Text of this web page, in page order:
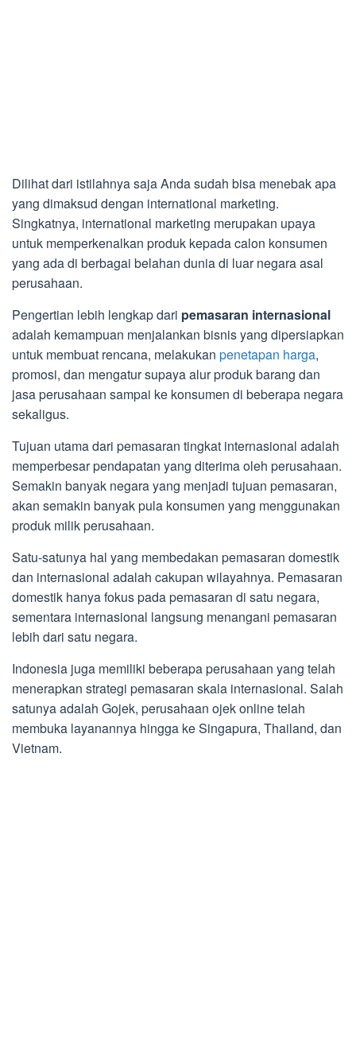
Dilihat dari istilahnya saja Anda sudah bisa menebak apa
yang dimaksud dengan international marketing.
Singkatnya, international marketing merupakan upaya
untuk memperkenalkan produk kepada calon konsumen
yang ada di berbagai belahan dunia di luar negara asal
perusahaan.
Pengertian lebih lengkap dari pemasaran internasional
adalah kemampuan menjalankan bisnis yang dipersiapkan
untuk membuat rencana, melakukan penetapan harga,
promosi, dan mengatur supaya alur produk barang dan
jasa perusahaan sampai ke konsumen di beberapa negara
sekaligus.
Tujuan utama dari pemasaran tingkat internasional adalah
memperbesar pendapatan yang diterima oleh perusahaan.
Semakin banyak negara yang menjadi tujuan pemasaran,
akan semakin banyak pula konsumen yang menggunakan
produk milik perusahaan.
Satu-satunya hal yang membedakan pemasaran domestik
dan internasional adalah cakupan wilayahnya. Pemasaran
domestik hanya fokus pada pemasaran di satu negara,
sementara internasional langsung menangani pemasaran
lebih dari satu negara.
Indonesia juga memiliki beberapa perusahaan yang telah
menerapkan strategi pemasaran skala internasional. Salah
satunya adalah Gojek, perusahaan ojek online telah
membuka layanannya hingga ke Singapura, Thailand, dan
Vietnam.